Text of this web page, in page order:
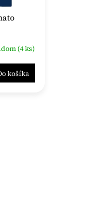
(4 ks)
košíka